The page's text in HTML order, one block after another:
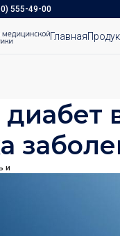
555-49-00
Главная